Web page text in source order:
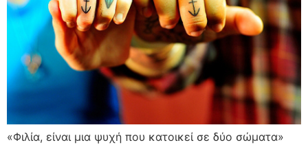
«Φιλία, είναι μια ψυχή που κατοικεί σε δύο σώματα»